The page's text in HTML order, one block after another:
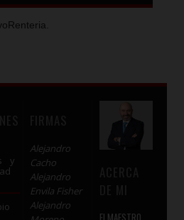
y
Alejandro
Cacho
Alejandro
Envila Fisher
Alejandro
El MAESTRO